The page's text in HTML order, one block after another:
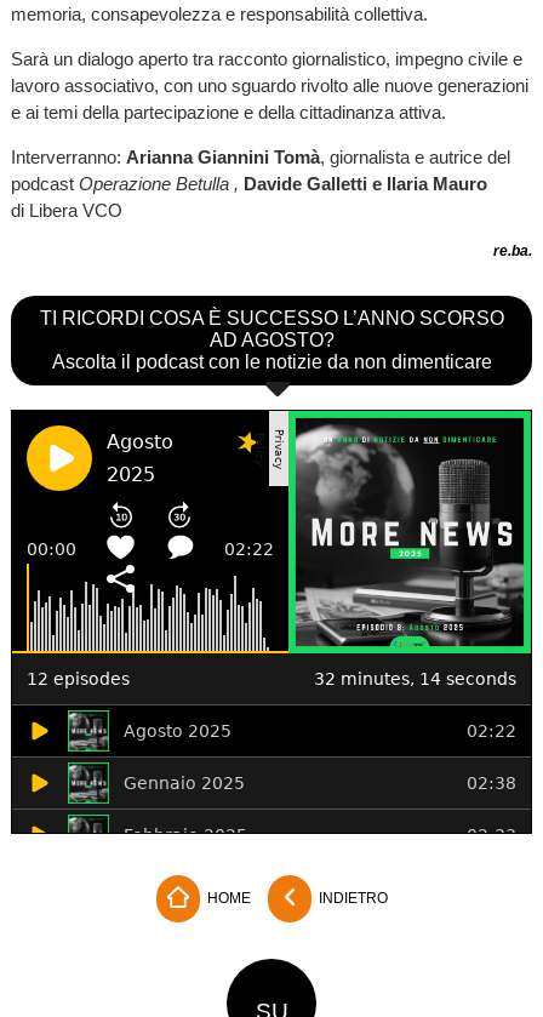
memoria, consapevolezza e responsabilità collettiva.
Sarà un dialogo aperto tra racconto giornalistico, impegno civile e
lavoro associativo, con uno sguardo rivolto alle nuove generazioni
e ai temi della partecipazione e della cittadinanza attiva.
Interverranno: Arianna Giannini Tomà, giornalista e autrice del
podcast Operazione Betulla , Davide Galletti e Ilaria Mauro
di Libera VCO
re.ba.
TI RICORDI COSA È SUCCESSO L’ANNO SCORSO
AD AGOSTO?
Ascolta il podcast con le notizie da non dimenticare
HOME INDIETRO
SU